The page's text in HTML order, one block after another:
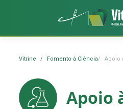
Vitrine Fomento à Ciência Apoio
Apoio